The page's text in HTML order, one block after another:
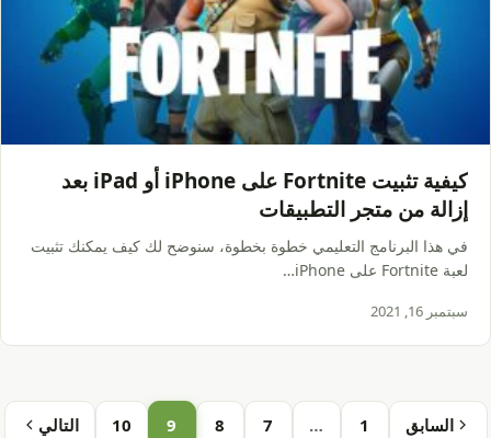
كيفية تثبيت Fortnite على iPhone أو iPad بعد
إزالة من متجر التطبيقات
في هذا البرنامج التعليمي خطوة بخطوة، سنوضح لك كيف يمكنك تثبيت
لعبة Fortnite على iPhone…
سبتمبر 16, 2021
السابق 1
…
7
8
9
10 التالي